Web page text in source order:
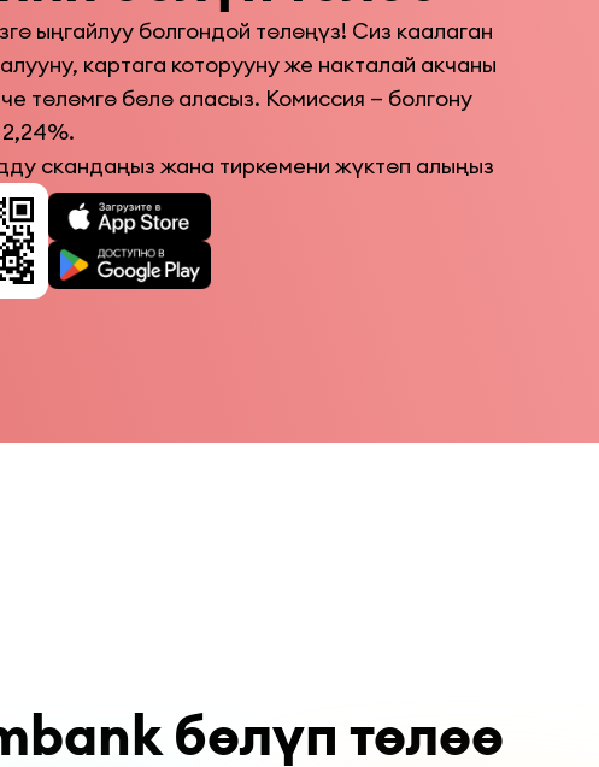
ыңгайлуу болгондой төлөңүз! Сиз каалаган
картага которууну же накталай акчаны
төлөмгө бөлө аласыз. Комиссия — болгону
скандаңыз жана тиркемени жүктөп алыңыз
бөлүп төлөө